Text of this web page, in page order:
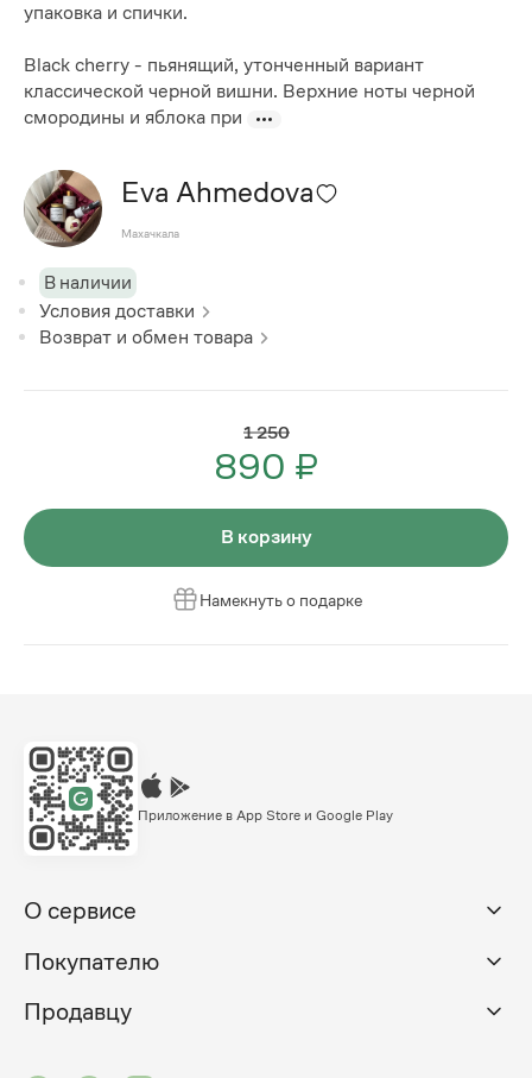
упаковка и спички.
Black cherry - пьянящий, утонченный вариант
классической черной вишни. Верхние ноты черной
смородины и яблока при
Eva Ahmedova
Махачкала
В наличии
Условия доставки
Возврат и обмен товара
1 250
890 ₽
В корзину
Намекнуть о подарке
Приложение в App Store и Google Play
О сервисе
Покупателю
Продавцу